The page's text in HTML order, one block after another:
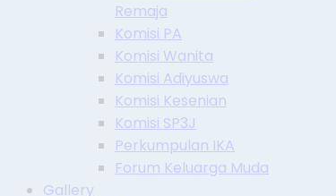
Remaja
Komisi PA
Komisi Wanita
Komisi Adiyuswa
Komisi Kesenian
Komisi SP3J
Perkumpulan IKA
Forum Keluarga Muda
Gallery